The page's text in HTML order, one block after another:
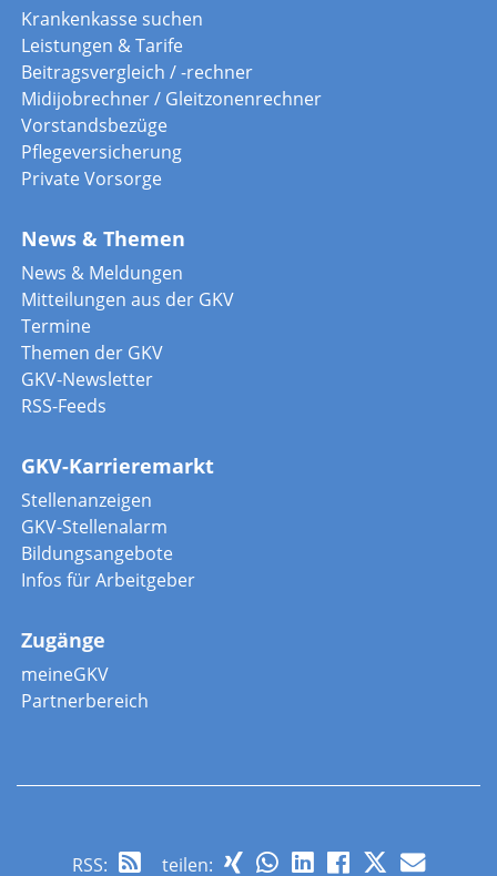
Krankenkasse suchen
Leistungen & Tarife
Beitragsvergleich / -rechner
Midijobrechner / Gleitzonenrechner
Vorstandsbezüge
Pflegeversicherung
Private Vorsorge
News & Themen
News & Meldungen
Mitteilungen aus der GKV
Termine
Themen der GKV
GKV-Newsletter
RSS-Feeds
GKV-Karrieremarkt
Stellenanzeigen
GKV-Stellenalarm
Bildungsangebote
Infos für Arbeitgeber
Zugänge
meineGKV
Partnerbereich
RSS: teilen: